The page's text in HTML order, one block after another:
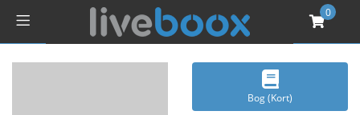
0
Bog (Kort)